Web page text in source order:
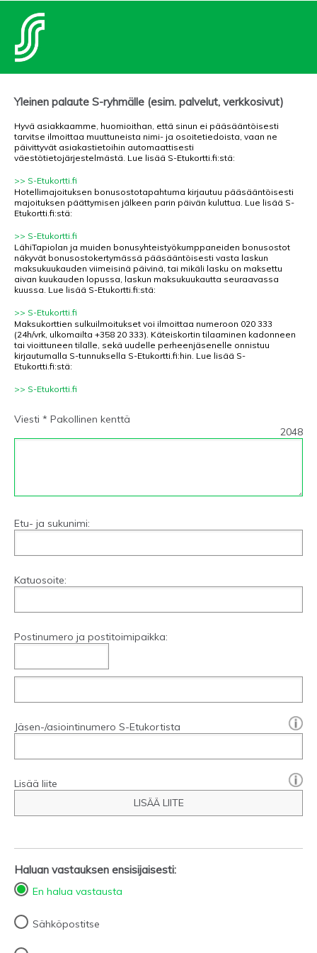
Yleinen palaute S-ryhmälle (esim. palvelut, verkkosivut)
Hyvä asiakkaamme, huomioithan, että sinun ei pääsääntöisesti
tarvitse ilmoittaa muuttuneista nimi- ja osoitetiedoista, vaan ne
päivittyvät asiakastietoihin automaattisesti
väestötietojärjestelmästä. Lue lisää S-Etukortti.fi:stä:
>> S-Etukortti.fi
Hotellimajoituksen bonusostotapahtuma kirjautuu pääsääntöisesti
majoituksen päättymisen jälkeen parin päivän kuluttua. Lue lisää S-
Etukortti.fi:stä:
>> S-Etukortti.fi
LähiTapiolan ja muiden bonusyhteistyökumppaneiden bonusostot
näkyvät bonusostokertymässä pääsääntöisesti vasta laskun
maksukuukauden viimeisinä päivinä, tai mikäli lasku on maksettu
aivan kuukauden lopussa, laskun maksukuukautta seuraavassa
kuussa. Lue lisää S-Etukortti.fi:stä:
>> S-Etukortti.fi
Maksukorttien sulkuilmoitukset voi ilmoittaa numeroon 020 333
(24h/vrk, ulkomailta +358 20 333). Käteiskortin tilaaminen kadonneen
tai vioittuneen tilalle, sekä uudelle perheenjäsenelle onnistuu
kirjautumalla S-tunnuksella S-Etukortti.fi:hin. Lue lisää S-
Etukortti.fi:stä:
>> S-Etukortti.fi
Viesti * Pakollinen kenttä
2048
Etu- ja sukunimi:
Katuosoite:
Postinumero ja postitoimipaikka:
Jäsen-/asiointinumero S-Etukortista
Lisää liite
LISÄÄ LIITE
Haluan vastauksen ensisijaisesti:
En halua vastausta
Sähköpostitse